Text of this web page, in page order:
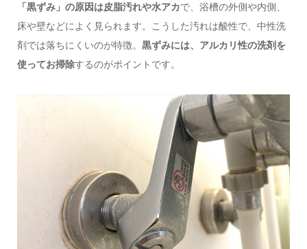
「黒ずみ」の原因は皮脂汚れや水アカで、浴槽の外側や内側、
床や壁などによく見られます。こうした汚れは酸性で、中性洗
剤では落ちにくいのが特徴。 黒ずみには、アルカリ性の洗剤を
使ってお掃除するのがポイントです。